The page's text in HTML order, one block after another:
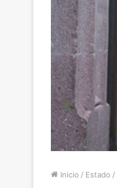
Inicio / Estado /